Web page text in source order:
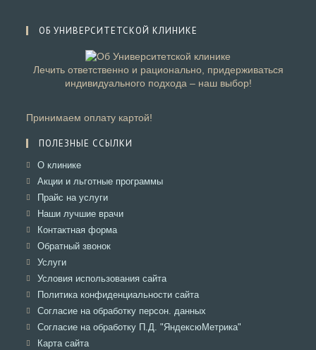
ОБ УНИВЕРСИТЕТСКОЙ КЛИНИКЕ
Лечить ответственно и рационально, придерживаться
индивидуального подхода – наш выбор!
Принимаем оплату картой!
ПОЛЕЗНЫЕ ССЫЛКИ
О клиникеОткроется
в
вкладке
Акции и льготные программыОткроется
Прайс на услугиОткроется
в
вкладке
Наши лучшие врачиОткроется
Контактная формаОткроется
Обратный звонокОткроется
вкладке
УслугиОткроется
в
вкладке
Условия использования сайтаОткроется
в
вкладке
Политика конфиденциальности сайтаОткроется
в
новой
вкладке
Согласие на обработку персон. данных
в
Согласие на обработку П.Д. "ЯндексюМетрика"
Карта сайтаОткроется